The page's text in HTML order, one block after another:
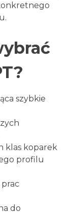
szybkie
klas koparek
profilu
do